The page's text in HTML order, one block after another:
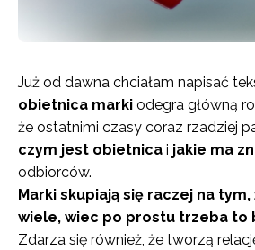
Już od dawna chciałam napisać
obietnica marki odegra główną
że ostatnimi czasy coraz rzadziej
czym jest obietnica i jakie ma
odbiorców.
Marki skupiają się raczej na
wiele, wiec po prostu trzeba to
Zdarza się również, że tworzą